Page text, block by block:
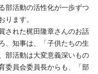
部活動の活性化が一歩ずつ
ります。
された梶田隆章さんのお話
、知事は、「子供たちの生
部活動は大変意義深いもの
委員会委員長からも、「部